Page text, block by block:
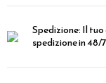
Spedizione:Il
spedizione in